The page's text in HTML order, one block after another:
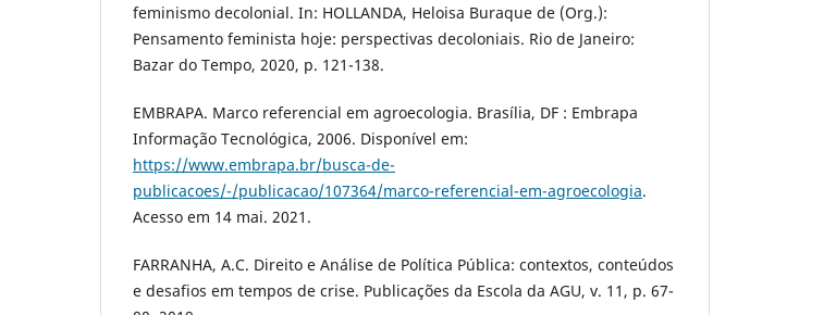
feminismo decolonial. In: HOLLANDA, Heloisa Buraque de (Org.):
Pensamento feminista hoje: perspectivas decoloniais. Rio de Janeiro:
Bazar do Tempo, 2020, p. 121-138.
EMBRAPA. Marco referencial em agroecologia. Brasília, DF : Embrapa
Informação Tecnológica, 2006. Disponível em:
https://www.embrapa.br/busca-de-
publicacoes/-/publicacao/107364/marco-referencial-em-agroecologia.
Acesso em 14 mai. 2021.
FARRANHA, A.C. Direito e Análise de Política Pública: contextos, conteúdos
e desafios em tempos de crise. Publicações da Escola da AGU, v. 11, p. 67-